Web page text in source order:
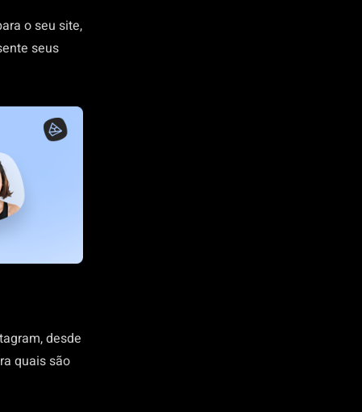
o seu site,
seus
desde
quais são